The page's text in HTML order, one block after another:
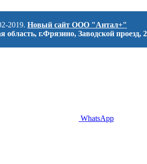
2019. Новый сайт ООО "Антал+"
область, г.Фрязино, Заводской проезд, 2
WhatsApp